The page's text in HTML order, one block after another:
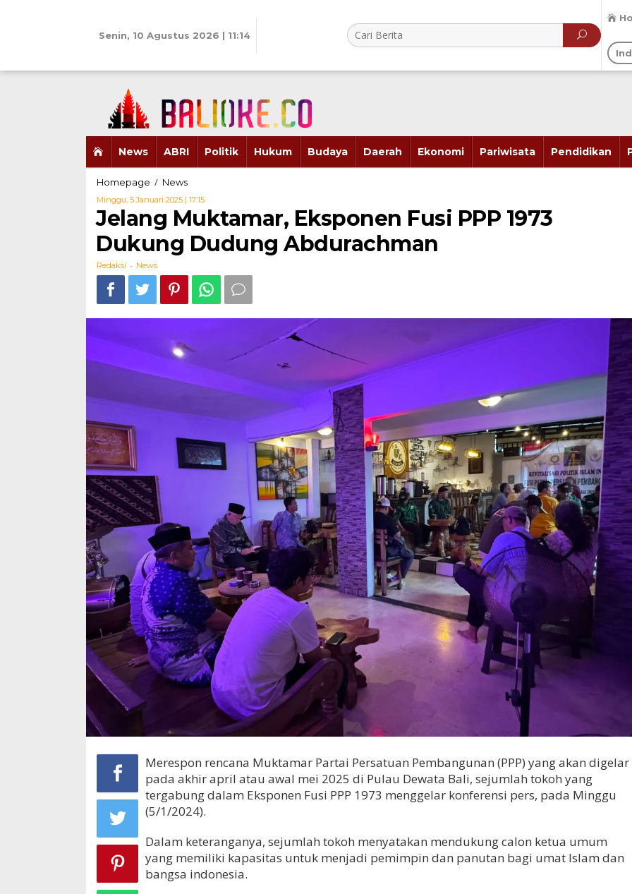
Senin, 10 Agustus 2026 | 11:14
News ABRI Politik Hukum Budaya Daerah Ekonomi Pariwisata Pendidikan
Homepage / NewsJelang
Muktamar,
Eksponen
Fusi
1973
Abdurachman
Minggu, 5 Januari 2025 | 17:15Oleh
Redaksi
Jelang Muktamar, Eksponen Fusi PPP 1973
Dukung Dudung Abdurachman
Redaksi - News
Merespon rencana Muktamar Partai Persatuan Pembangunan (PPP) yang akan digelar
pada akhir april atau awal mei 2025 di Pulau Dewata Bali, sejumlah tokoh yang
tergabung dalam Eksponen Fusi PPP 1973 menggelar konferensi pers, pada Minggu
(5/1/2024).
Dalam keteranganya, sejumlah tokoh menyatakan mendukung calon ketua umum
yang memiliki kapasitas untuk menjadi pemimpin dan panutan bagi umat Islam dan
bangsa indonesia.